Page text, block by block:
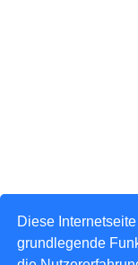
Diese
grundlegende